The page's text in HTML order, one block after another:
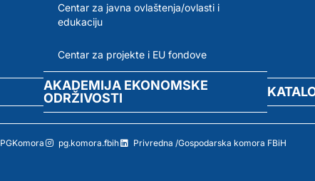
Centar za javna ovlaštenja/ovlasti i
edukaciju
Centar za projekte i EU fondove
AKADEMIJA EKONOMSKE
ODRŽIVOSTI
PGKomora pg.komora.fbih Privredna /Gospodarska komora FBiH